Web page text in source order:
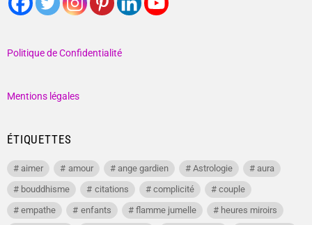
Politique de Confidentialité
Mentions légales
ÉTIQUETTES
aimer amour ange gardien Astrologie
aura
bouddhisme
citations complicité
couple
empathe
enfants flamme jumelle
heures miroirs